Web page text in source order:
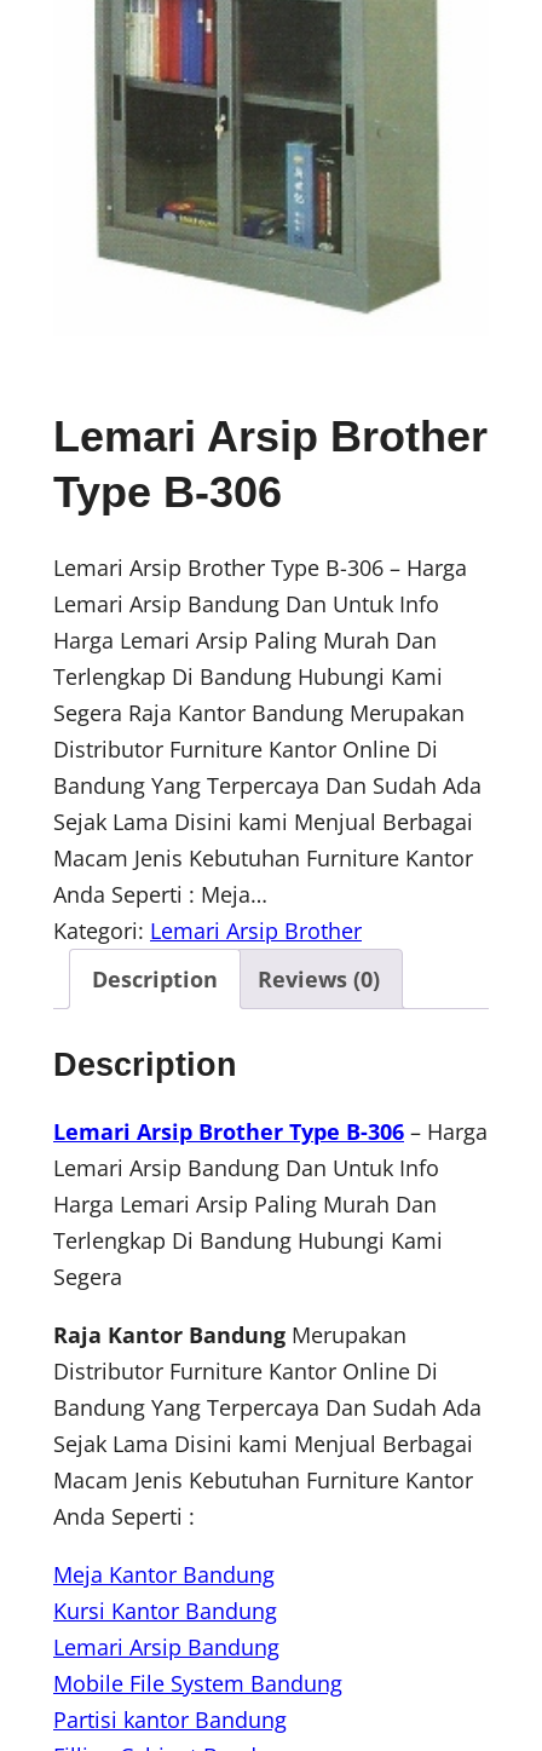
Lemari Arsip Brother
Type B-306
Lemari Arsip Brother Type B-306 – Harga
Lemari Arsip Bandung Dan Untuk Info
Harga Lemari Arsip Paling Murah Dan
Terlengkap Di Bandung Hubungi Kami
Segera Raja Kantor Bandung Merupakan
Distributor Furniture Kantor Online Di
Bandung Yang Terpercaya Dan Sudah Ada
Sejak Lama Disini kami Menjual Berbagai
Macam Jenis Kebutuhan Furniture Kantor
Anda Seperti : Meja…
Kategori: Lemari Arsip Brother
Description
Reviews (0)
Description
Lemari Arsip Brother Type B-306 – Harga
Lemari Arsip Bandung Dan Untuk Info
Harga Lemari Arsip Paling Murah Dan
Terlengkap Di Bandung Hubungi Kami
Segera
Raja Kantor Bandung Merupakan
Distributor Furniture Kantor Online Di
Bandung Yang Terpercaya Dan Sudah Ada
Sejak Lama Disini kami Menjual Berbagai
Macam Jenis Kebutuhan Furniture Kantor
Anda Seperti :
Meja Kantor Bandung
Kursi Kantor Bandung
Lemari Arsip Bandung
Mobile File System Bandung
Partisi kantor Bandung